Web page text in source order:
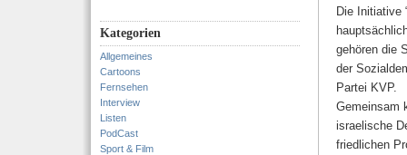
Kategorien
Allgemeines
Cartoons
Fernsehen
Interview
Listen
PodCast
Sport & Film
Die Initiative
gehören die
der
Partei KVP.
Gemeinsam
israelische
friedlichen